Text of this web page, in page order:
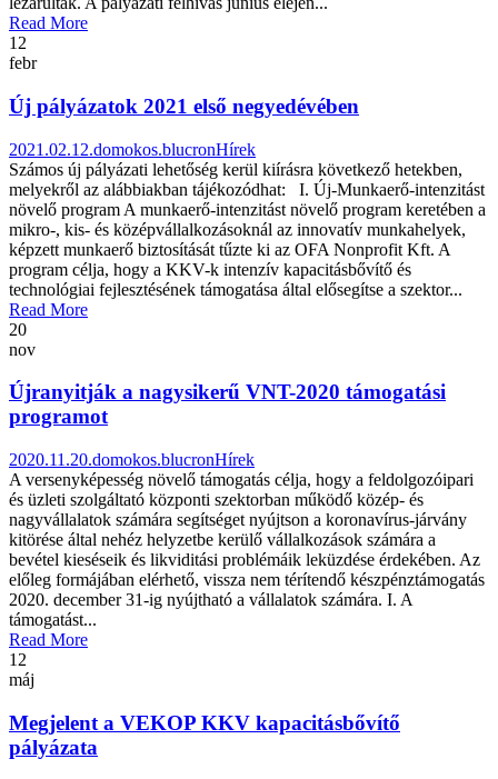
Read More
12
febr
Új pályázatok 2021 első negyedévében
2021.02.12.domokos.blucronHírek
Számos új pályázati lehetőség kerül kiírásra következő hetekben,
melyekről az alábbiakban tájékozódhat: I. Új-Munkaerő-intenzitást
növelő program A munkaerő-intenzitást növelő program keretében a
mikro-, kis- és középvállalkozásoknál az innovatív munkahelyek,
képzett munkaerő biztosítását tűzte ki az OFA Nonprofit Kft. A
program célja, hogy a KKV-k intenzív kapacitásbővítő és
technológiai fejlesztésének támogatása által elősegítse a szektor...
Read More
20
nov
Újranyitják a nagysikerű VNT-2020 támogatási
programot
2020.11.20.domokos.blucronHírek
A versenyképesség növelő támogatás célja, hogy a feldolgozóipari
és üzleti szolgáltató központi szektorban működő közép- és
nagyvállalatok számára segítséget nyújtson a koronavírus-járvány
kitörése által nehéz helyzetbe kerülő vállalkozások számára a
bevétel kieséseik és likviditási problémáik leküzdése érdekében. Az
előleg formájában elérhető, vissza nem térítendő készpénztámogatás
2020. december 31-ig nyújtható a vállalatok számára. I. A
támogatást...
Read More
12
máj
Megjelent a VEKOP KKV kapacitásbővítő
pályázata